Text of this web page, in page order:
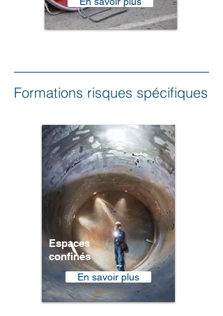
Formations risques spécifiques
Espaces
confinés
En savoir plus